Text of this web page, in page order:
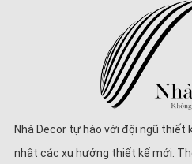
Nhà Decor tự hào với đội ngũ thiết
nhật các xu hướng thiết kế mới.